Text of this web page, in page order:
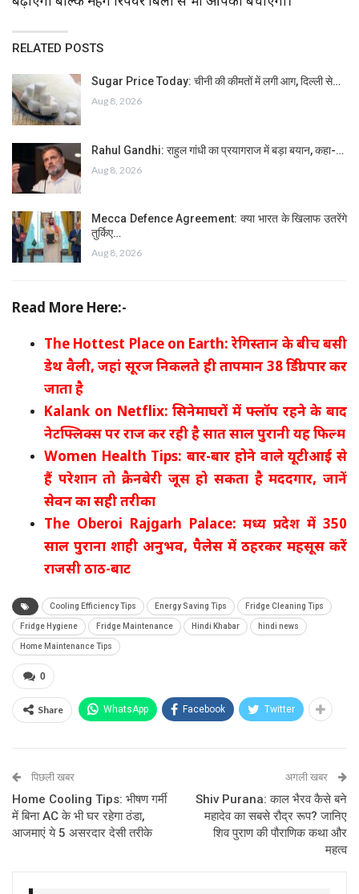
RELATED POSTS
Sugar Price Today: चीनी की कीमतों में लगी आग, दिल्ली से…
Aug 8, 2026
Rahul Gandhi: राहुल गांधी का प्रयागराज में बड़ा बयान, कहा-…
Aug 8, 2026
Mecca Defence Agreement: क्या भारत के खिलाफ उतरेंगे
तुर्किए…
Aug 8, 2026
Read More Here:-
The Hottest Place on Earth: रेगिस्तान के बीच बसी
डेथ वैली, जहां सूरज निकलते ही तापमान 38 डिग्री पार कर
जाता है
Kalank on Netflix: सिनेमाघरों में फ्लॉप रहने के बाद
नेटफ्लिक्स पर राज कर रही है सात साल पुरानी यह फिल्म
Women Health Tips: बार-बार होने वाले यूटीआई से
हैं परेशान तो क्रैनबेरी जूस हो सकता है मददगार, जानें
सेवन का सही तरीका
The Oberoi Rajgarh Palace: मध्य प्रदेश में 350
साल पुराना शाही अनुभव, पैलेस में ठहरकर महसूस करें
राजसी ठाठ-बाट
Cooling Efficiency Tips Energy Saving Tips Fridge Cleaning Tips
Fridge Hygiene Fridge Maintenance Hindi Khabar hindi news
Home Maintenance Tips
0
Share WhatsApp Facebook Twitter
पिछली खबर
Home Cooling Tips: भीषण गर्मी
में बिना AC के भी घर रहेगा ठंडा,
आजमाएं ये 5 असरदार देसी तरीके
अगली खबर
Shiv Purana: काल भैरव कैसे बने
महादेव का सबसे रौद्र रूप? जानिए
शिव पुराण की पौराणिक कथा और
महत्व